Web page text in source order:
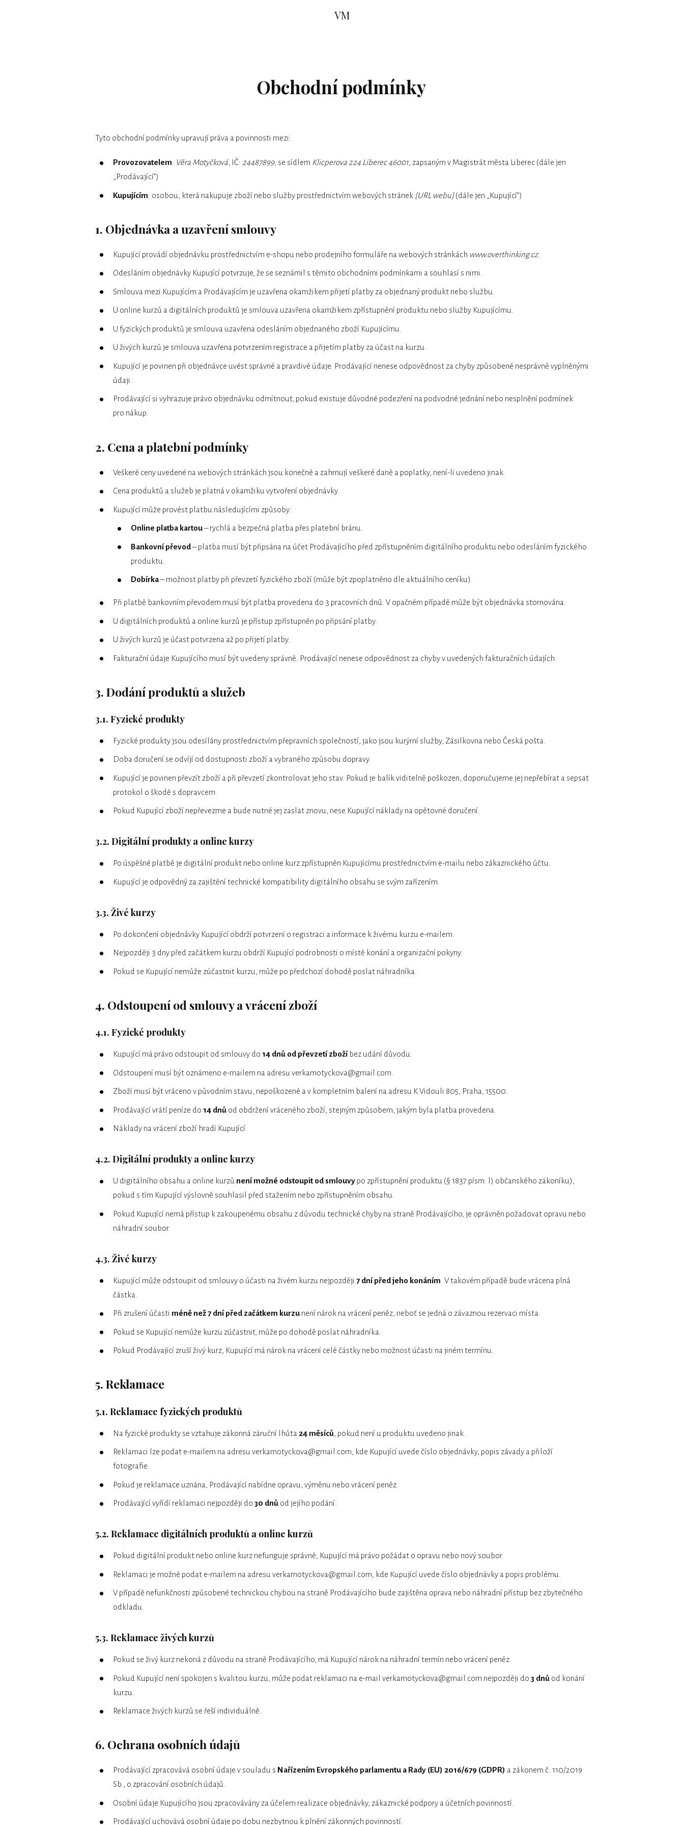
VM
Obchodní podmínky
Tyto obchodní podmínky upravují práva a povinnosti mezi:
Provozovatelem: Věra Motyčková, IČ: 24487899, se sídlem Klicperova 224 Liberec 46001 , zapsaným v Magistrát města Liberec (dále jen
„Prodávající“)
Kupujícím: osobou, která nakupuje zboží nebo služby prostřednictvím webových stránek [URL webu](dále jen „Kupující“)
1. Objednávka a uzavření smlouvy
Kupující provádí objednávku prostřednictvím e-shopu nebo prodejního formuláře na webových stránkách www.overthinking.cz.
Odesláním objednávky Kupující potvrzuje, že se seznámil s těmito obchodními podmínkami a souhlasí s nimi.
Smlouva mezi Kupujícím a Prodávajícím je uzavřena okamžikem přijetí platby za objednaný produkt nebo službu.
U online kurzů a digitálních produktů je smlouva uzavřena okamžikem zpřístupnění produktu nebo služby Kupujícímu.
U fyzických produktů je smlouva uzavřena odesláním objednaného zboží Kupujícímu.
U živých kurzů je smlouva uzavřena potvrzením registrace a přijetím platby za účast na kurzu.
Kupující je povinen při objednávce uvést správné a pravdivé údaje. Prodávající nenese odpovědnost za chyby způsobené nesprávně vyplněnými
údaji.
Prodávající si vyhrazuje právo objednávku odmítnout, pokud existuje důvodné podezření na podvodné jednání nebo nesplnění podmínek
pro nákup.
2. Cena a platební podmínky
Veškeré ceny uvedené na webových stránkách jsou konečné a zahrnují veškeré daně a poplatky, není-li uvedeno jinak.
Cena produktů a služeb je platná v okamžiku vytvoření objednávky.
Kupující může provést platbu následujícími způsoby:
Online platba kartou– rychlá a bezpečná platba přes platební bránu.
Bankovní převod– platba musí být připsána na účet Prodávajícího před zpřístupněním digitálního produktu nebo odesláním fyzického
produktu.
Dobírka– možnost platby při převzetí fyzického zboží (může být zpoplatněno dle aktuálního ceníku).
Při platbě bankovním převodem musí být platba provedena do 3 pracovních dnů. V opačném případě může být objednávka stornována.
U digitálních produktů a online kurzů je přístup zpřístupněn po připsání platby.
U živých kurzů je účast potvrzena až po přijetí platby.
Fakturační údaje Kupujícího musí být uvedeny správně. Prodávající nenese odpovědnost za chyby v uvedených fakturačních údajích.
3. Dodání produktů a služeb
3.1. Fyzické produkty
Fyzické produkty jsou odesílány prostřednictvím přepravních společností, jako jsou kurýrní služby, Zásilkovna nebo Česká pošta.
Doba doručení se odvíjí od dostupnosti zboží a vybraného způsobu dopravy.
Kupující je povinen převzít zboží a při převzetí zkontrolovat jeho stav. Pokud je balík viditelně poškozen, doporučujeme jej nepřebírat a sepsat
protokol o škodě s dopravcem.
Pokud Kupující zboží nepřevezme a bude nutné jej zaslat znovu, nese Kupující náklady na opětovné doručení.
3.2. Digitální produkty a online kurzy
Po úspěšné platbě je digitální produkt nebo online kurz zpřístupněn Kupujícímu prostřednictvím e-mailu nebo zákaznického účtu.
Kupující je odpovědný za zajištění technické kompatibility digitálního obsahu se svým zařízením.
3.3. Živé kurzy
Po dokončení objednávky Kupující obdrží potvrzení o registraci a informace k živému kurzu e-mailem.
Nejpozději 3 dny před začátkem kurzu obdrží Kupující podrobnosti o místě konání a organizační pokyny.
Pokud se Kupující nemůže zúčastnit kurzu, může po předchozí dohodě poslat náhradníka.
4. Odstoupení od smlouvy a vrácení zboží
4.1. Fyzické produkty
Kupující má právo odstoupit od smlouvy do 14 dnů od převzetí zbožíbez udání důvodu.
Odstoupení musí být oznámeno e-mailem na adresu verkamotyckova@gmail.com.
Zboží musí být vráceno v původním stavu, nepoškozené a v kompletním balení na adresu K Vidouli 805, Praha, 15500.
Prodávající vrátí peníze do 14 dnů od obdržení vráceného zboží, stejným způsobem, jakým byla platba provedena.
Náklady na vrácení zboží hradí Kupující.
4.2. Digitální produkty a online kurzy
U digitálního obsahu a online kurzů není možné odstoupit od smlouvy po zpřístupnění produktu (§ 1837 písm. l) občanského zákoníku),
pokud s tím Kupující výslovně souhlasil před stažením nebo zpřístupněním obsahu.
Pokud Kupující nemá přístup k zakoupenému obsahu z důvodu technické chyby na straně Prodávajícího, je oprávněn požadovat opravu nebo
náhradní soubor.
4.3. Živé kurzy
Kupující může odstoupit od smlouvy o účasti na živém kurzu nejpozději 7 dní před jeho konáním . V takovém případě bude vrácena plná
částka.
Při zrušení účasti méně než 7 dní před začátkem kurzu není nárok na vrácení peněz, neboť se jedná o závaznou rezervaci místa.
Pokud se Kupující nemůže kurzu zúčastnit, může po dohodě poslat náhradníka.
Pokud Prodávající zruší živý kurz, Kupující má nárok na vrácení celé částky nebo možnost účasti na jiném termínu.
5. Reklamace
5.1. Reklamace fyzických produktů
Na fyzické produkty se vztahuje zákonná záruční lhůta 24 měsíců , pokud není u produktu uvedeno jinak.
Reklamaci lze podat e-mailem na adresu verkamotyckova@gmail.com, kde Kupující uvede číslo objednávky, popis závady a přiloží
fotografie.
Pokud je reklamace uznána, Prodávající nabídne opravu, výměnu nebo vrácení peněz.
Prodávající vyřídí reklamaci nejpozději do 30 dnů od jejího podání.
5.2. Reklamace digitálních produktů a online kurzů
Pokud digitální produkt nebo online kurz nefunguje správně, Kupující má právo požádat o opravu nebo nový soubor.
Reklamaci je možné podat e-mailem na adresu verkamotyckova@gmail.com, kde Kupující uvede číslo objednávky a popis problému.
V případě nefunkčnosti způsobené technickou chybou na straně Prodávajícího bude zajištěna oprava nebo náhradní přístup bez zbytečného
odkladu.
5.3. Reklamace živých kurzů
Pokud se živý kurz nekoná z důvodu na straně Prodávajícího, má Kupující nárok na náhradní termín nebo vrácení peněz.
Pokud Kupující není spokojen s kvalitou kurzu, může podat reklamaci na e-mail verkamotyckova@gmail.com nejpozději do 3 dnů od konání
kurzu.
Reklamace živých kurzů se řeší individuálně.
6. Ochrana osobních údajů
Prodávající zpracovává osobní údaje v souladu s Nařízením Evropského parlamentu a Rady (EU) 2016/679 (GDPR) a zákonem č. 110/2019
Sb., o zpracování osobních údajů.
Osobní údaje Kupujícího jsou zpracovávány za účelem realizace objednávky, zákaznické podpory a účetních povinností.
Prodávající uchovává osobní údaje po dobu nezbytnou k plnění zákonných povinností.